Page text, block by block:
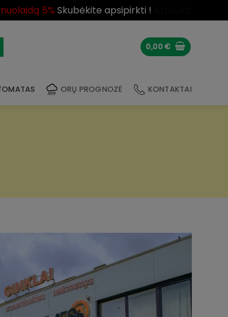
5% Skubėkite apsipirkti !
0,00€
ORŲ PROGNOZĖ KONTAKTAI